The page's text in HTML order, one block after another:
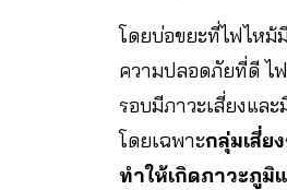
โดยบ่อขยะที่ไฟไหม้
ความปลอดภัยที่ดี ไ
รอบมีภาวะเสี่ยงแล
โดยเฉพาะกลุ่มเสี่ย
ทำให้เกิดภาวะภูมิ